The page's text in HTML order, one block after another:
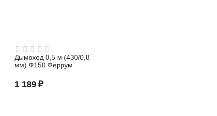
Дымоход 0,5 м (430/0,8
мм) Ф150 Феррум
1 189 ₽